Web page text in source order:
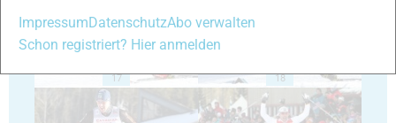
17 18
Impressum DatenschutzAbo verwalten
Schon registriert? Hier anmelden